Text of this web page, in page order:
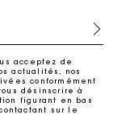
acceptez de
actualités, nos
conformément
désinscrire à
figurant en bas
sur le